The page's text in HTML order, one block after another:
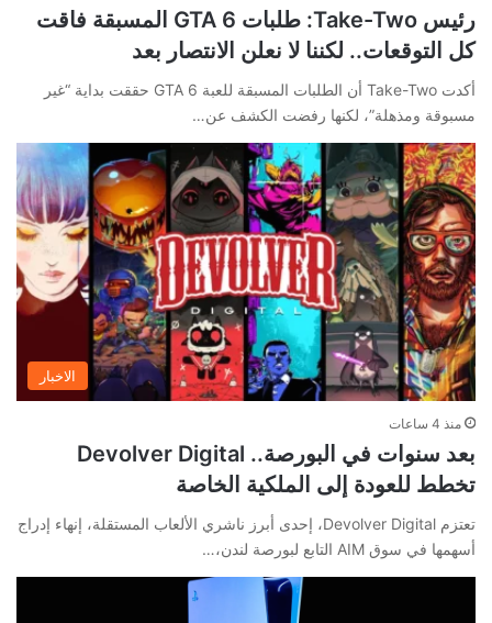
رئيس Take-Two: طلبات GTA 6 المسبقة فاقت
كل التوقعات.. لكننا لا نعلن الانتصار بعد
أكدت Take-Two أن الطلبات المسبقة للعبة GTA 6 حققت بداية “غير
مسبوقة ومذهلة”، لكنها رفضت الكشف عن…
الاخبار
منذ 4 ساعات
بعد سنوات في البورصة.. Devolver Digital
تخطط للعودة إلى الملكية الخاصة
تعتزم Devolver Digital، إحدى أبرز ناشري الألعاب المستقلة، إنهاء إدراج
أسهمها في سوق AIM التابع لبورصة لندن،…